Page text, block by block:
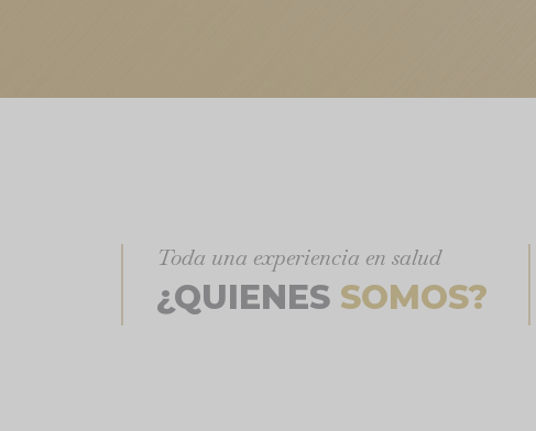
Toda una experiencia en salud
¿QUIENES SOMOS?